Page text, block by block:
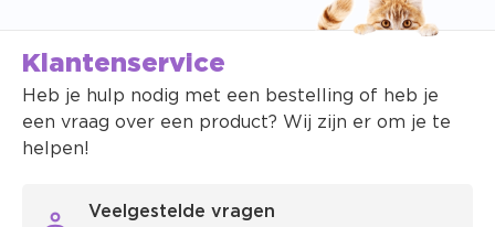
Klantenservice
Heb je hulp nodig met een bestelling of heb je
een vraag over een product? Wij zijn er om je te
helpen!
Veelgestelde vragen